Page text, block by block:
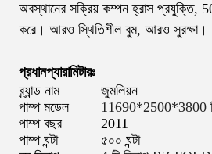
অবস্থানের সক্রিয় কম্পন হ্রাস প্রযুক্তি,
করে। আরও স্থিতিশীল বুম, আরও সুরক্ষা।
প্রধানপ্যারামিটারঃ
ব্র্যান্ড নাম
জুমলিয়ন
পাম্প মডেল
11690*2500*3800
পাম্প বছর
2011
পাম্প ঘন্টা
৫০০ ঘন্টা